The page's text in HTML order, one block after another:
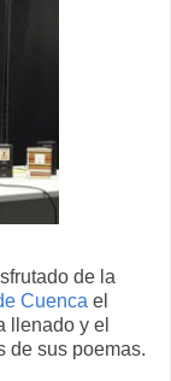
de la
Cuenca el
llenado y el
de sus poemas.